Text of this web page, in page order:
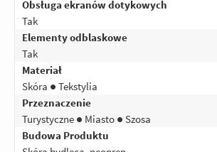
Obsługa ekranów dotykowych
Tak
Elementy odblaskowe
Tak
Materiał
Skóra ● Tekstylia
Przeznaczenie
Turystyczne ● Miasto ● Szosa
Budowa Produktu